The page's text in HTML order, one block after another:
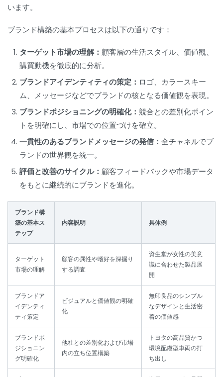
います。
ブランド構築の基本プロセスは以下の通りです：
ターゲット市場の理解： 顧客層の生活スタイル、価値観、
購買動機を徹底的に分析。
ブランドアイデンティティの策定： ロゴ、カラースキー
ム、メッセージなどでブランドの核となる価値観を表現。
ブランドポジショニングの明確化： 競合との差別化ポイン
トを明確にし、市場での位置づけを確立。
一貫性のあるブランドメッセージの発信： 全チャネルでブ
ランドの世界観を統一。
評価と改善のサイクル： 顧客フィードバックや市場データ
をもとに継続的にブランドを進化。
ブランド構
築の基本ス
テップ
内容説明 具体例
ターゲット
市場の理解
顧客の属性や嗜好を深掘り
する調査
資生堂が女性の美意
識に合わせた製品展
開
ブランドア
イデンティ
ティ策定
ビジュアルと価値観の明確
化
無印良品のシンプル
なデザインと生活密
着の価値感
ブランドポ
ジショニン
グ明確化
他社との差別化および市場
内の立ち位置構築
トヨタの高品質かつ
環境配慮型車両の打
ち出し